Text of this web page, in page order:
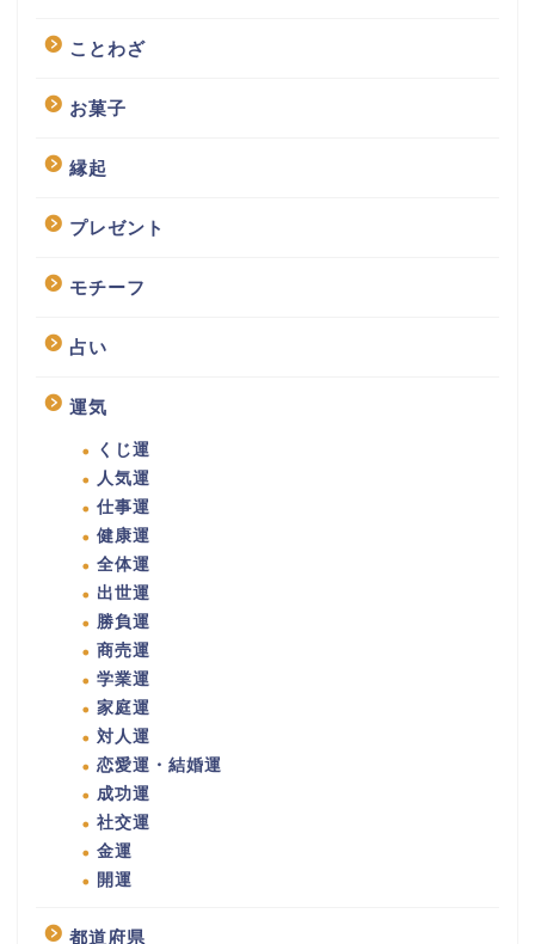
ことわざ
お菓子
縁起
プレゼント
モチーフ
占い
運気
くじ運
人気運
仕事運
健康運
全体運
出世運
勝負運
商売運
学業運
家庭運
対人運
恋愛運・結婚運
成功運
社交運
金運
開運
都道府県